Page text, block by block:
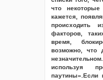
что
кажется,
происходить
факторов,
время,
возможно, что
используя
паутины».Если